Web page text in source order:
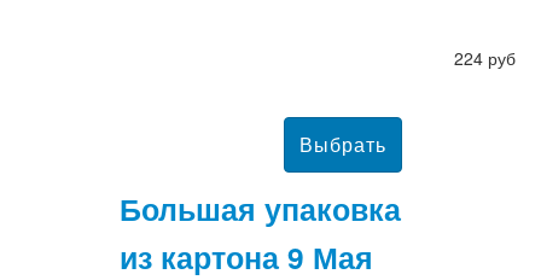
224 руб
Большая упаковка
из картона 9 Мая